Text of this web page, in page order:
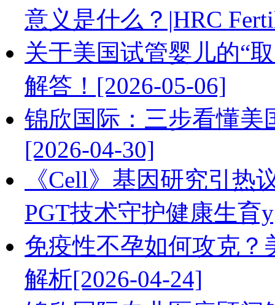
意义是什么？|HRC
关于美国试管婴儿的“
解答！[2026-05-06]
锦欣国际：三步看懂美
[2026-04-30]
《Cell》基因研究引热
PGT技术守护健康生育
免疫性不孕如何攻克？
解析[2026-04-24]